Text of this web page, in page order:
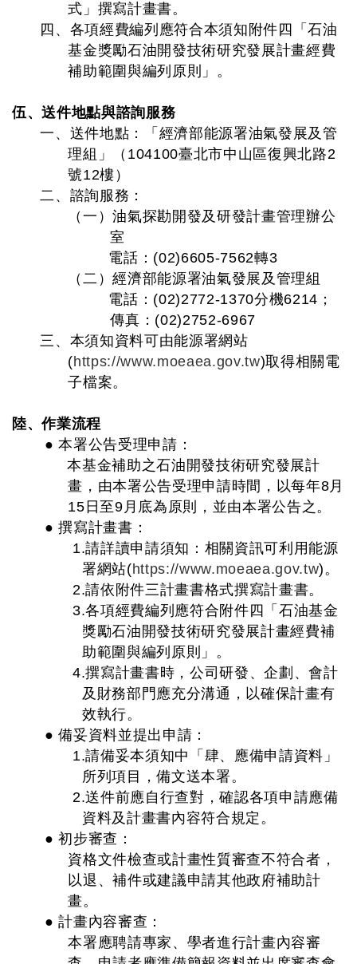
式」撰寫計畫書。
四、各項經費編列應符合本須知附件四「石油
基金獎勵石油開發技術研究發展計畫經費
補助範圍與編列原則」。
伍、送件地點與諮詢服務
一、送件地點：「經濟部能源署油氣發展及管
理組」（104100臺北市中山區復興北路2
號12樓）
二、諮詢服務：
（一）油氣探勘開發及研發計畫管理辦公
室
電話：(02)6605-7562轉3
（二）經濟部能源署油氣發展及管理組
電話：(02)2772-1370分機6214；
傳真：(02)2752-6967
三、本須知資料可由能源署網站
(https://www.moeaea.gov.tw)取得相關電
子檔案。
陸、作業流程
● 本署公告受理申請：
本基金補助之石油開發技術研究發展計
畫，由本署公告受理申請時間，以每年8月
15日至9月底為原則，並由本署公告之。
● 撰寫計畫書：
1.請詳讀申請須知：相關資訊可利用能源
署網站(https://www.moeaea.gov.tw)。
2.請依附件三計畫書格式撰寫計畫書。
3.各項經費編列應符合附件四「石油基金
獎勵石油開發技術研究發展計畫經費補
助範圍與編列原則」。
4.撰寫計畫書時，公司研發、企劃、會計
及財務部門應充分溝通，以確保計畫有
效執行。
● 備妥資料並提出申請：
1.請備妥本須知中「肆、應備申請資料」
所列項目，備文送本署。
2.送件前應自行查對，確認各項申請應備
資料及計畫書內容符合規定。
● 初步審查：
資格文件檢查或計畫性質審查不符合者，
以退、補件或建議申請其他政府補助計
畫。
● 計畫內容審查：
本署應聘請專家、學者進行計畫內容審